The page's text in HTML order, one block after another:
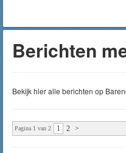
Berichten
Bekijk hier alle berichten op
Pagina 1 van 2 1 2 >